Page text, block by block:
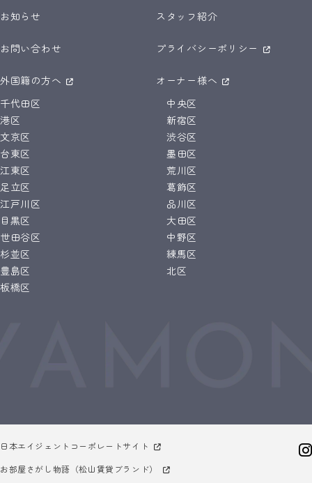
お知らせ スタッフ紹介
お問い合わせ プライバシーポリシー
外国籍の方へ
オーナー様へ
千代田区
中央区
港区
新宿区
文京区
渋谷区
台東区
墨田区
江東区
荒川区
足立区
葛飾区
江戸川区
品川区
目黒区
大田区
世田谷区
中野区
杉並区
練馬区
豊島区
北区
板橋区
日本エイジェントコーポレートサイト
お部屋さがし物語（松山賃貸ブランド）